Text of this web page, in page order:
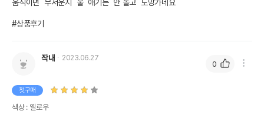
움직이면  무서운지  울  애기는  안 놀고  도망가네요
#상품후기
작내 2023.06.27
첫구매
색상 : 옐로우
0